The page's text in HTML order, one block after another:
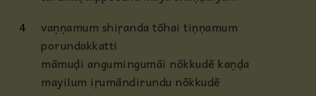
4
vaṇṇamum shiṛanda tōhai tiṇṇamum
porundakkatti
māmuḍi angumingumāi nōkkudē kaṇḍa
mayilum iṛumāndirundu nōkkudē